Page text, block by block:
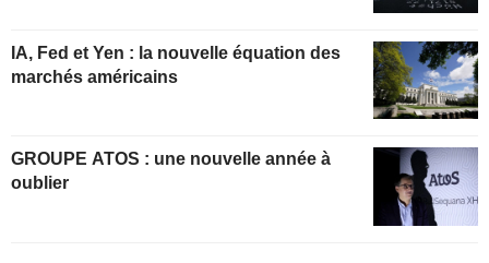
IA, Fed et Yen : la nouvelle équation des
marchés américains
GROUPE ATOS : une nouvelle année à
oublier